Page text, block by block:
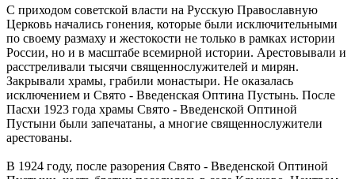
С приходом советской власти на Русскую Православную
Церковь начались гонения, которые были исключительными
по своему размаху и жестокости не только в рамках истории
России, но и в масштабе всемирной истории. Арестовывали и
расстреливали тысячи священнослужителей и мирян.
Закрывали храмы, грабили монастыри. Не оказалась
исключением и Свято - Введенская Оптина Пустынь. После
Пасхи 1923 года храмы Свято - Введенской Оптиной
Пустыни были запечатаны, а многие священ­нослужители
арестованы.
В 1924 году, после разорения Свято - Введенской Оптиной